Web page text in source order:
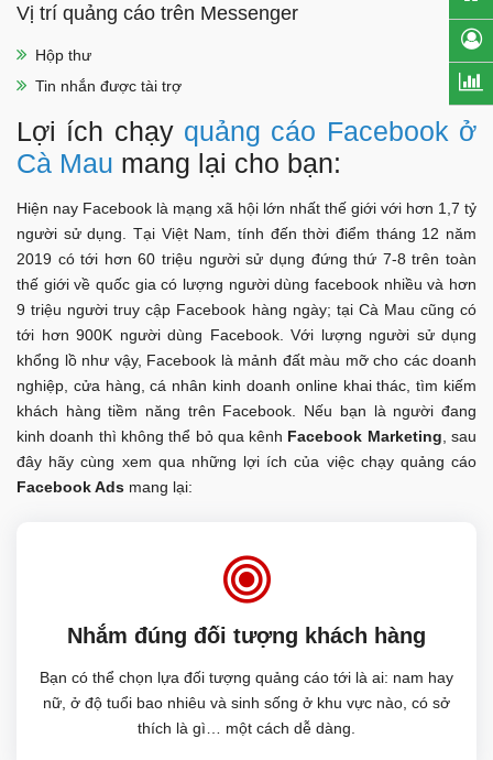
Vị trí quảng cáo trên Messenger
Hộp thư
Tin nhắn được tài trợ
Lợi ích chạy quảng cáo Facebook ở
Cà Mau mang lại cho bạn:
Hiện nay Facebook là mạng xã hội lớn nhất thế giới với hơn 1,7 tỷ
người sử dụng. Tại Việt Nam, tính đến thời điểm tháng 12 năm
2019 có tới hơn 60 triệu người sử dụng đứng thứ 7-8 trên toàn
thế giới về quốc gia có lượng người dùng facebook nhiều và hơn
9 triệu người truy cập Facebook hàng ngày; tại Cà Mau cũng có
tới hơn 900K người dùng Facebook. Với lượng người sử dụng
khổng lồ như vậy, Facebook là mảnh đất màu mỡ cho các doanh
nghiệp, cửa hàng, cá nhân kinh doanh online khai thác, tìm kiếm
khách hàng tiềm năng trên Facebook. Nếu bạn là người đang
kinh doanh thì không thể bỏ qua kênh Facebook Marketing , sau
đây hãy cùng xem qua những lợi ích của việc chạy quảng cáo
Facebook Ads mang lại:
Nhắm đúng đối tượng khách hàng
Bạn có thể chọn lựa đối tượng quảng cáo tới là ai: nam hay
nữ, ở độ tuổi bao nhiêu và sinh sống ở khu vực nào, có sở
thích là gì… một cách dễ dàng.